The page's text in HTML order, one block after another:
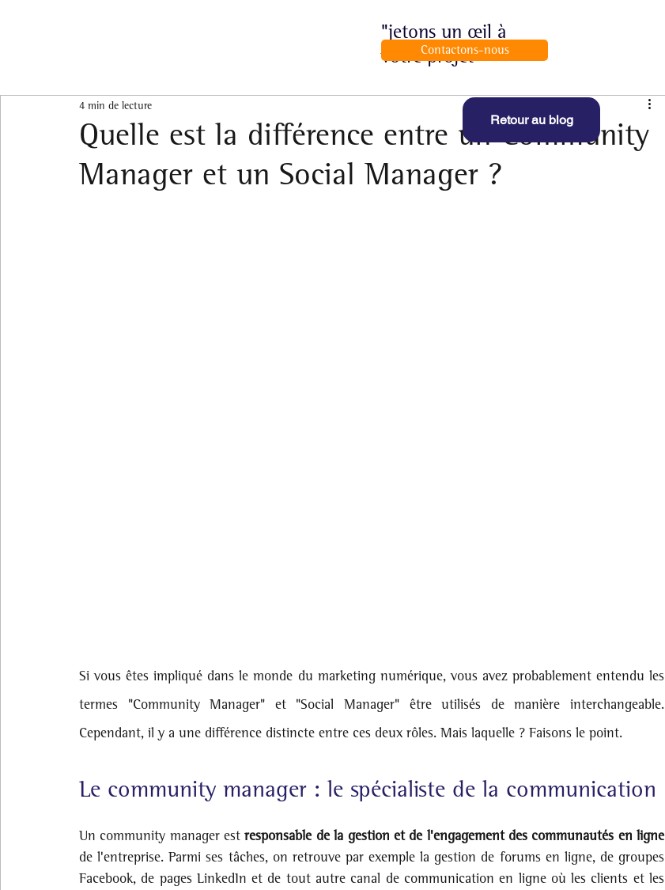
"jetons un œil à
votre projet"
Contactons-nous
Quelle est la différence entre un Community
Manager et un Social Manager ?
4 min de lecture
Si vous êtes impliqué dans le monde du marketing numérique, vous avez probablement entendu les
termes "Community Manager" et "Social Manager" être utilisés de manière interchangeable.
Cependant, il y a une différence distincte entre ces deux rôles. Mais laquelle ? Faisons le point.
Le community manager : le spécialiste de la communication
Un community manager est
de l'entreprise. Parmi ses tâches, on retrouve par exemple la gestion de forums en ligne, de groupes
Facebook, de pages LinkedIn et de tout autre canal de communication en ligne où les clients et les
Retour au blog